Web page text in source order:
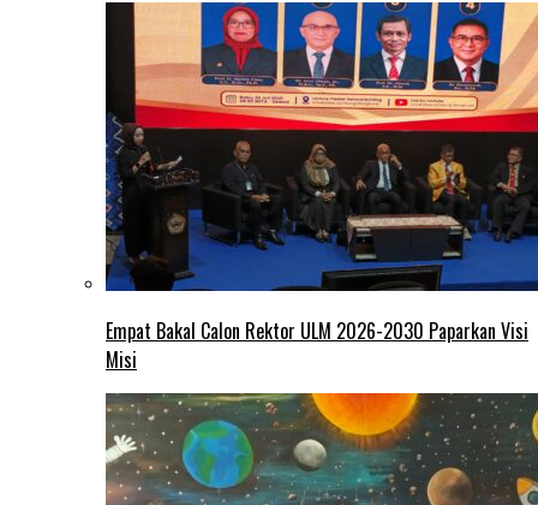
Empat Bakal Calon Rektor ULM 2026-2030 Paparkan Visi
Misi